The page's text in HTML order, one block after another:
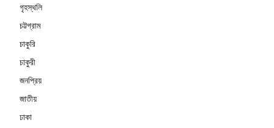
গৃহস্থলি
চট্টগ্রাম
চাকুরি
চাকুরী
জনপ্রিয়
জাতীয়
ঢাকা